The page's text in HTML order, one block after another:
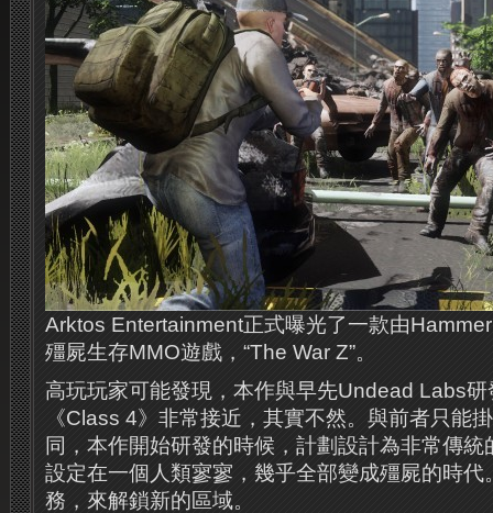
Arktos Entertainment正式曝光了一款由
殭​​屍生存MMO遊戲，“The War Z”。
高玩玩家可能發現，本作與早先Undead Labs
《Class 4》非常接近，其實不然。與前者只能
同，本作開始研發的時候，計劃設計為非常傳
設定在一個人類寥寥，幾乎全部變成殭屍的時代
務，來解鎖新的區域。